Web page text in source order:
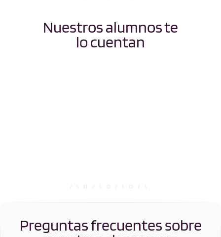
Nuestros alumnos te
lo cuentan
Preguntas frecuentes sobre